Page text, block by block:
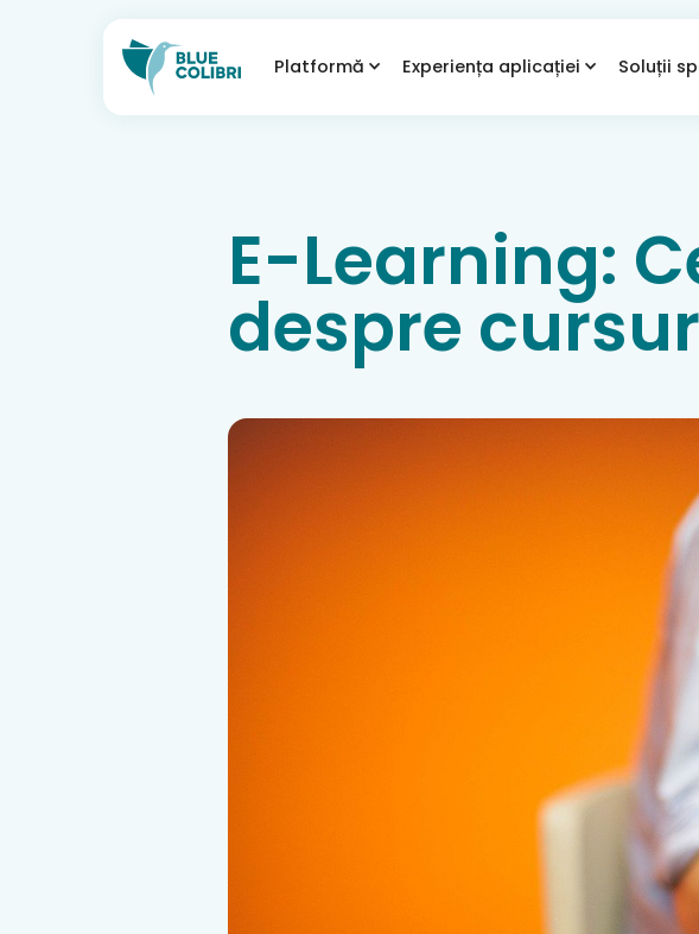
Platformă Experiența aplicației Soluții
E-Learning:
despre